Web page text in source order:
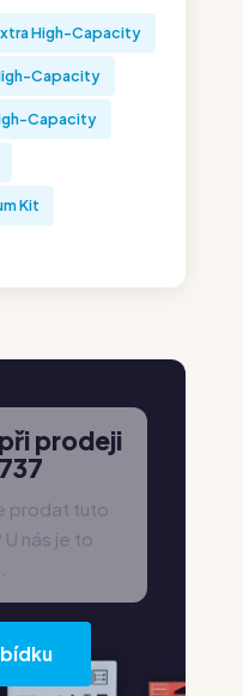
High-Capacity
Capacity
Capacity
Kit
prodeji
prodat tuto
nás je to